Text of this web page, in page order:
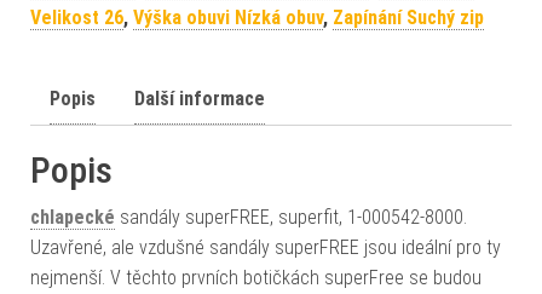
Velikost 26, Výška obuvi Nízká obuv, Zapínání Suchý zip
Popis Další informace
Popis
chlapecké sandály superFREE, superfit, 1-000542-8000.
Uzavřené, ale vzdušné sandály superFREE jsou ideální pro ty
nejmenší. V těchto prvních botičkách superFree se budou